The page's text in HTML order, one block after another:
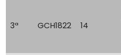
3ª GCH1822 14